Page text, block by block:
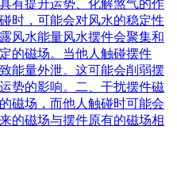
有提升运势、化解煞气的作
时，可能会对风水的稳定性
风水能量风水摆件会聚集和
的磁场。当他人触碰摆件
能量外泄。这可能会削弱摆
势的影响。二、干扰摆件磁
磁场，而他人触碰时可能会
的磁场与摆件原有的磁场相